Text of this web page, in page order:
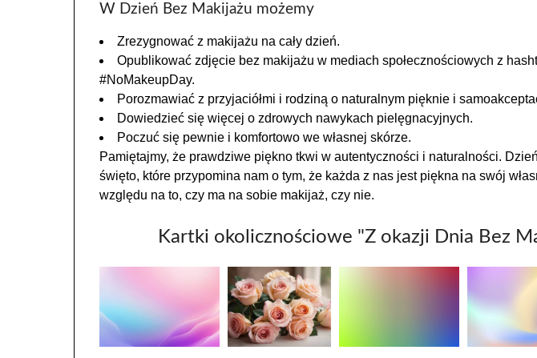
W Dzień Bez Makijażu możemy
Zrezygnować z makijażu na cały dzień.
Opublikować zdjęcie bez makijażu w mediach społecznościowych z
#NoMakeupDay.
Porozmawiać z przyjaciółmi i rodziną o naturalnym pięknie i
Dowiedzieć się więcej o zdrowych nawykach pielęgnacyjnych.
Poczuć się pewnie i komfortowo we własnej skórze.
Pamiętajmy, że prawdziwe piękno tkwi w autentyczności i naturalności.
święto, które przypomina nam o tym, że każda z nas jest piękna na swój
względu na to, czy ma na sobie makijaż, czy nie.
Kartki okolicznościowe "Z okazji Dnia Bez